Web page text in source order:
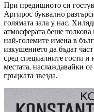
При предишното си
Аргирос буквално
голямата зала у нас.
атмосферата беше
най-големите имена в
изкушението да бъдат
сред специалните гости и
местата, наслаждавайки
гръцката звезда.